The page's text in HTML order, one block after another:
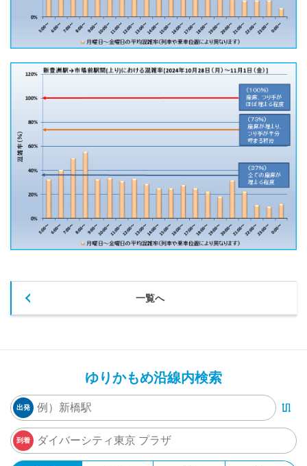
一覧へ
ゆりかもめ沿線内検索
出発
到着